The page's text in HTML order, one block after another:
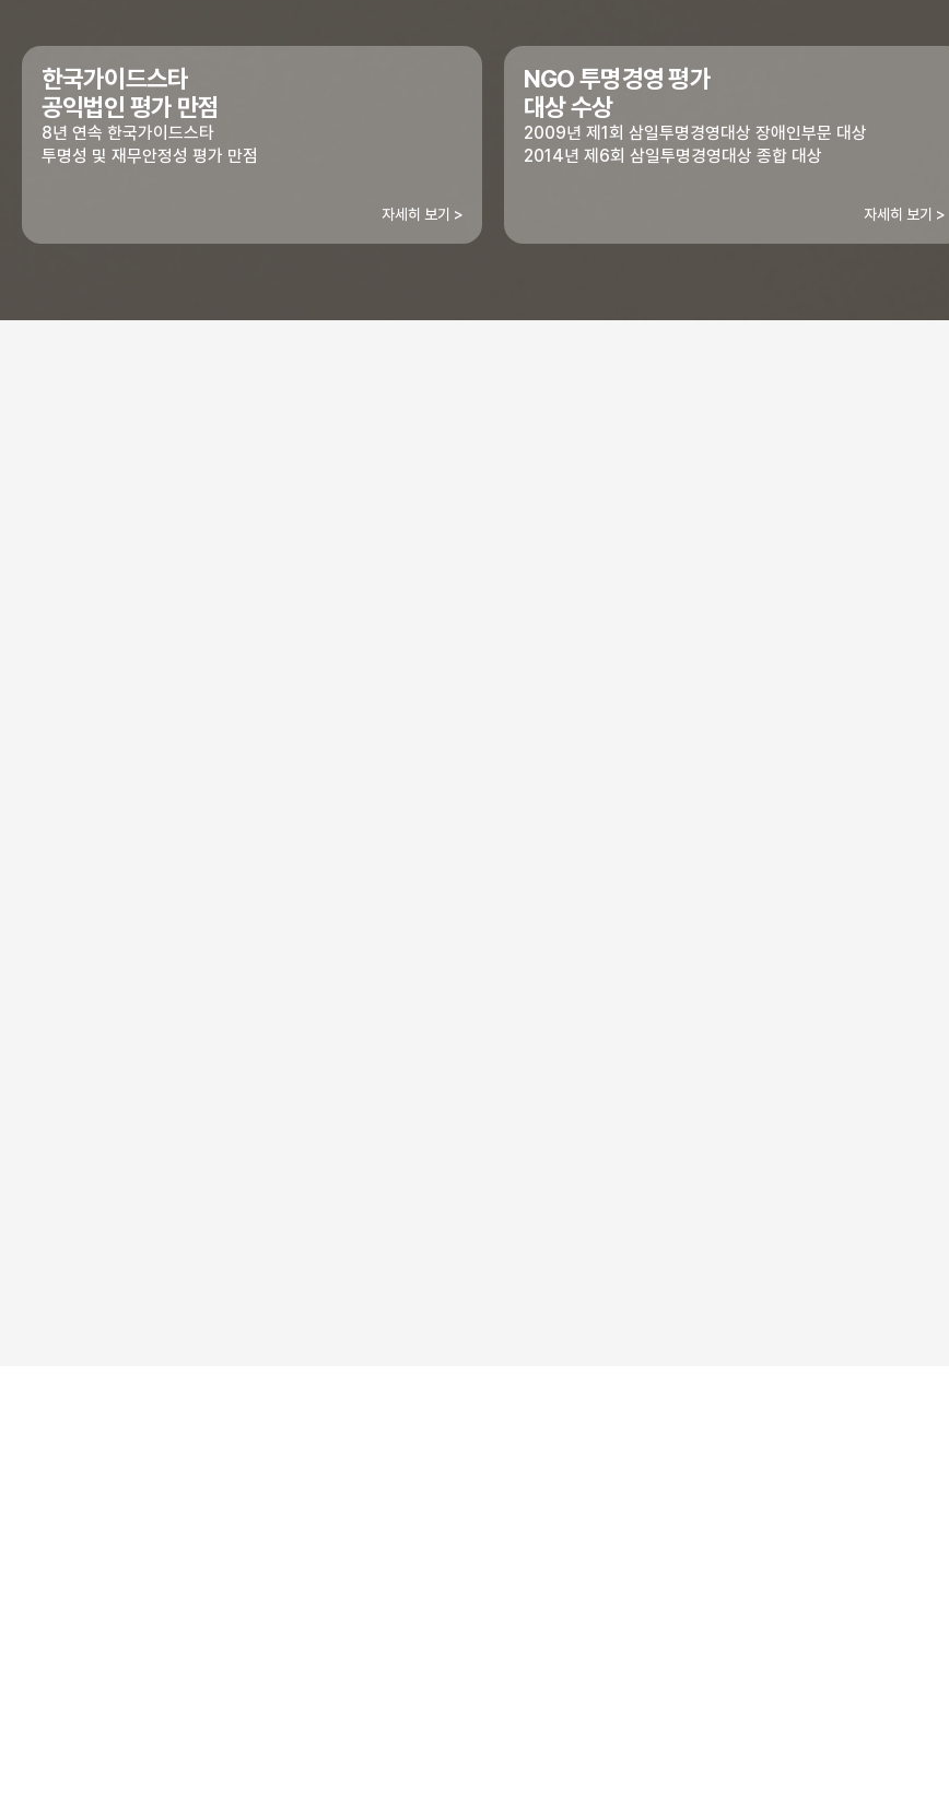
한국가이드스타
공익법인 평가 만점
8년 연속 한국가이드스타
투명성 및 재무안정성 평가 만점
자세히 보기 >
NGO 투명경영 평가
대상 수상
2009년 제1회 삼일투명경영대상 장애인부문 대상
2014년 제6회 삼일투명경영대상 종합 대상
자세히 보기 >